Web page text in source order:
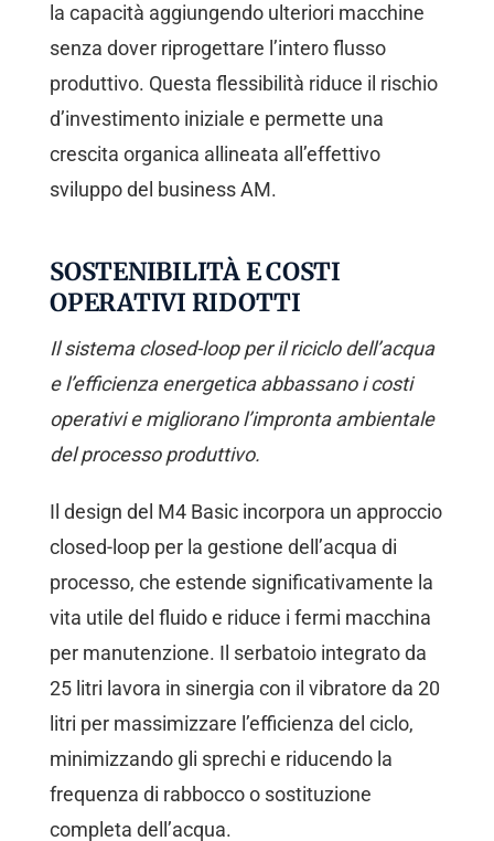
la capacità aggiungendo ulteriori macchine
senza dover riprogettare l’intero flusso
produttivo. Questa flessibilità riduce il rischio
d’investimento iniziale e permette una
crescita organica allineata all’effettivo
sviluppo del business AM.
SOSTENIBILITÀ E COSTI
OPERATIVI RIDOTTI
Il sistema closed-loop per il riciclo dell’acqua
e l’efficienza energetica abbassano i costi
operativi e migliorano l’impronta ambientale
del processo produttivo.
Il design del M4 Basic incorpora un approccio
closed-loop per la gestione dell’acqua di
processo, che estende significativamente la
vita utile del fluido e riduce i fermi macchina
per manutenzione. Il serbatoio integrato da
25 litri lavora in sinergia con il vibratore da 20
litri per massimizzare l’efficienza del ciclo,
minimizzando gli sprechi e riducendo la
frequenza di rabbocco o sostituzione
completa dell’acqua.